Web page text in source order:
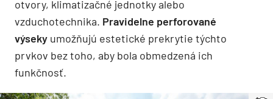
otvory, klimatizačné jednotky alebo
vzduchotechnika. Pravidelne perforované
výseky umožňujú estetické prekrytie týchto
prvkov bez toho, aby bola obmedzená ich
funkčnosť.